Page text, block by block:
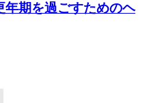
年期を過ごすためのヘ